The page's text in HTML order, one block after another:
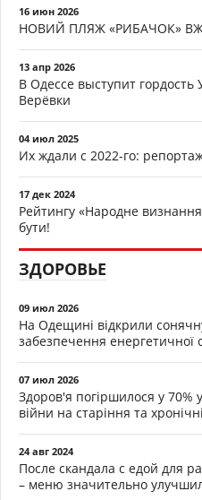
16 июн 2026
НОВИЙ ПЛЯЖ «РИБАЧОК»
13 апр 2026
В Одессе выступит гордость
Верёвки
04 июл 2025
Их ждали с 2022-го:
17 дек 2024
Рейтингу «Народне
бути!
ЗДОРОВЬЕ
09 июл 2026
На Одещині відкрили
забезпечення енергетичної
07 июл 2026
Здоров'я погіршилося у 70%
війни на старіння та
24 авг 2024
После скандала с едой для
– меню значительно